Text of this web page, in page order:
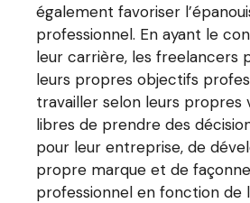
également favoriser
professionnel. En ayant le
leur carrière, les freelancers
leurs propres objectifs
travailler selon leurs propres
libres de prendre des
pour leur entreprise, de
propre marque et de
professionnel en fonction de